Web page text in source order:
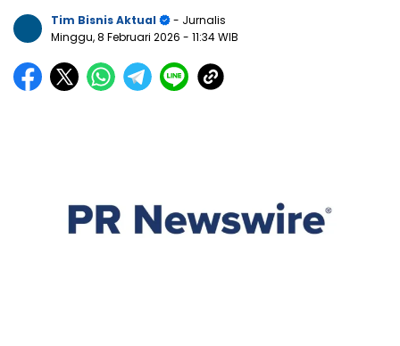
Tim Bisnis Aktual
- Jurnalis
Minggu, 8 Februari 2026 - 11:34 WIB